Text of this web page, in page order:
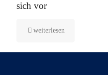
sich vor
weiterlesen